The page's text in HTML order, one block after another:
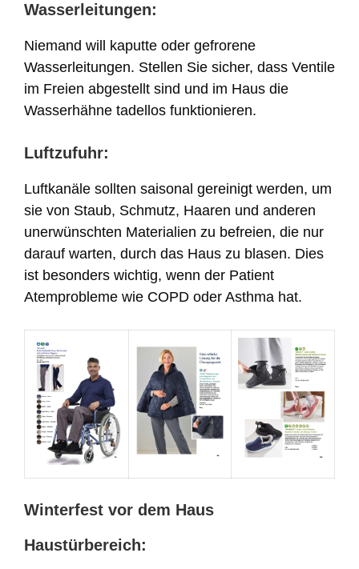
Wasserleitungen:
Niemand will kaputte oder gefrorene
Wasserleitungen. Stellen Sie sicher, dass Ventile
im Freien abgestellt sind und im Haus die
Wasserhähne tadellos funktionieren.
Luftzufuhr:
Luftkanäle sollten saisonal gereinigt werden, um
sie von Staub, Schmutz, Haaren und anderen
unerwünschten Materialien zu befreien, die nur
darauf warten, durch das Haus zu blasen. Dies
ist besonders wichtig, wenn der Patient
Atemprobleme wie COPD oder Asthma hat.
Winterfest vor dem Haus
Haustürbereich: